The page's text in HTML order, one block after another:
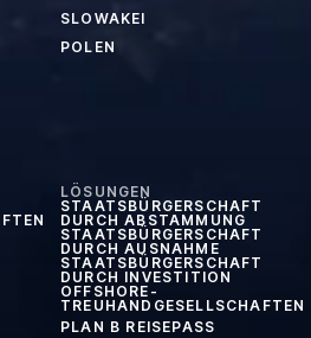
SLOWAKEI
POLEN
LÖSUNGEN
STAATSBÜRGERSCHAFT
DURCH ABSTAMMUNG
STAATSBÜRGERSCHAFT
DURCH AUSNAHME
STAATSBÜRGERSCHAFT
DURCH INVESTITION
OFFSHORE-
TREUHANDGESELLSCHAFTEN
PLAN B REISEPASS